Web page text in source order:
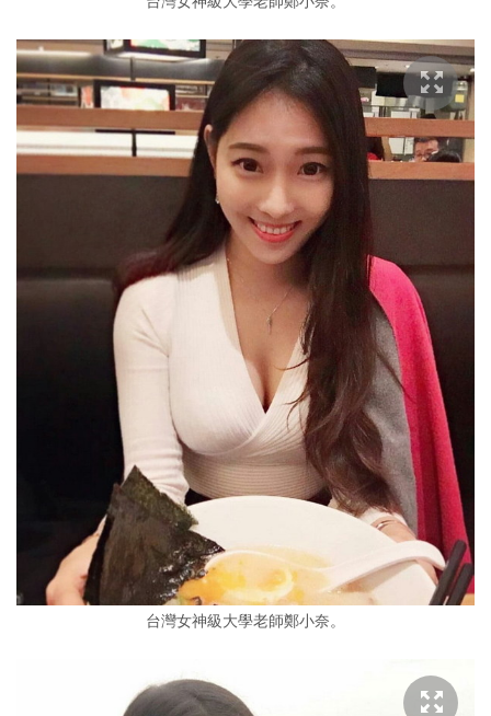
台灣女神級大學老師鄭小奈。